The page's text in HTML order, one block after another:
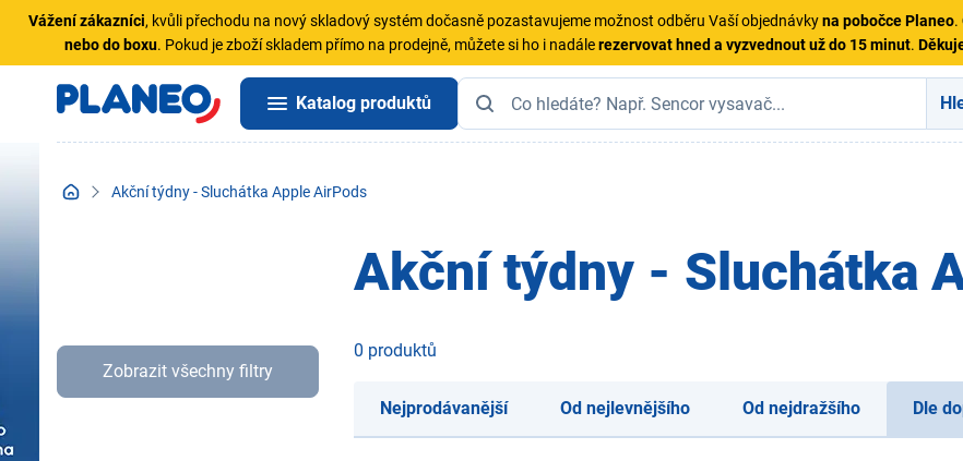
Vážení zákazníci, kvůli přechodu na nový skladový systém dočasně pozastavujeme možnost odběru Vaší objednávkyna pobočce Planeo.
nebo do boxu. Pokud je zboží skladem přímo na prodejně, můžete si ho i nadálerezervovat hned a vyzvednout už do 15 minut.
Katalog produktů
Akční týdny - Sluchátka Apple AirPods
Akční týdny - Sluchátka
Zobrazit všechny filtry
0 produktů
Nejprodávanější Od nejlevnějšího Od nejdražšího Dle